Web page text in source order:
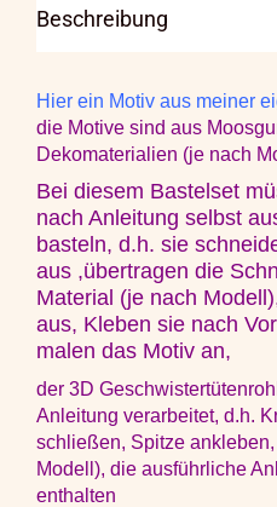
Beschreibung
Hier ein Motiv aus meiner
die Motive sind aus
Dekomaterialien (je nach
Bei diesem Bastelset
nach Anleitung selbst
basteln, d.h. sie
aus ,übertragen die
Material (je nach
aus, Kleben sie nach
malen das Motiv an,
der 3D
Anleitung verarbeitet, d.h.
schließen, Spitze
Modell), die ausführliche
enthalten